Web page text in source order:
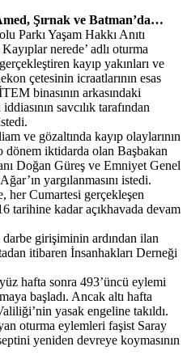
Şırnak ve Batman’da…
Parkı Yaşam Hakkı Anıtı
nerede’ adlı oturma
kayıp yakınları ve
çetesinin icraatlarının esas
binasının arkasındaki
savcılık tarafından
ve gözaltında kayıp olaylarının
dönem iktidarda olan Başbakan
Doğan Güreş ve Emniyet Genel
yargılanmasını istedi.
her Cumartesi gerçekleşen
tarihine kadar açıkhavada devam
girişiminin ardından ilan
itibaren İnsanhakları Derneği
hafta sonra 493’üncü eylemi
başladı. Ancak altı hafta
yasak engeline takıldı.
oturma eylemleri faşist Saray
yeniden devreye koymasının